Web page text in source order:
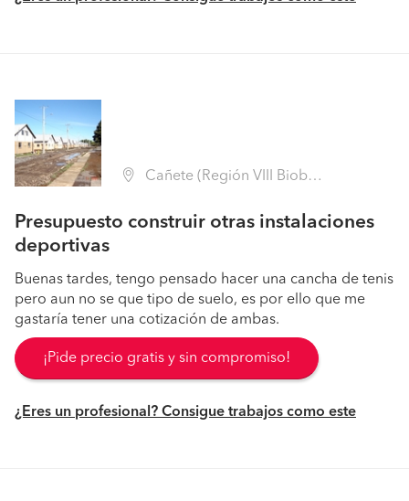
Cañete (Región VIII Biobío - Arauco)
Presupuesto construir otras instalaciones
deportivas
Buenas tardes, tengo pensado hacer una cancha de tenis
pero aun no se que tipo de suelo, es por ello que me
gastaría tener una cotización de ambas.
¡Pide precio gratis y sin compromiso!
¿Eres un profesional? Consigue trabajos como este